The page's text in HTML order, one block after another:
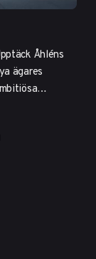
Åhléns
ägares
strategin,